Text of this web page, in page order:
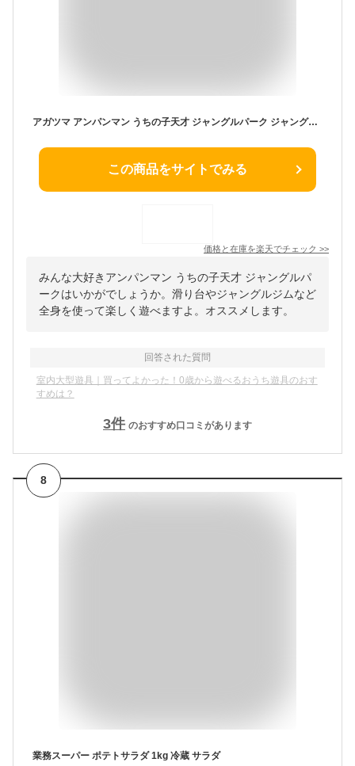
アガツマ アンパンマン うちの子天才 ジャングルパーク ジャングルジム 2歳 3歳 4歳 5歳 遊具 室内 アスレチック 滑り台 2歳 3歳 男の子 女の子 誕生日 プレゼント 赤ちゃん 子供 キッズ 室内遊具 おうち遊び おもちゃ キャラクター遊具 全身運動 3WAY
この商品をサイトでみる
価格と在庫を楽天でチェック >>
みんな大好きアンパンマン うちの子天才 ジャングルパ
ークはいかがでしょうか。滑り台やジャングルジムなど
全身を使って楽しく遊べますよ。オススメします。
回答された質問
室内大型遊具｜買ってよかった！0歳から遊べるおうち遊具のおす
すめは？
3件 のおすすめ口コミがあります
8
業務スーパー ポテトサラダ 1kg 冷蔵 サラダ